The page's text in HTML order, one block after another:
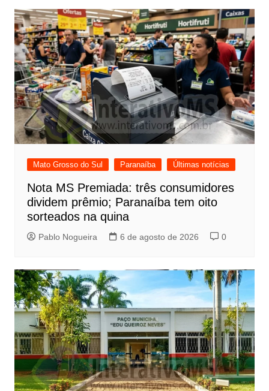
Mato Grosso do Sul Paranaíba Últimas notícias
Nota MS Premiada: três consumidores
dividem prêmio; Paranaíba tem oito
sorteados na quina
Pablo Nogueira 6 de agosto de 2026 0